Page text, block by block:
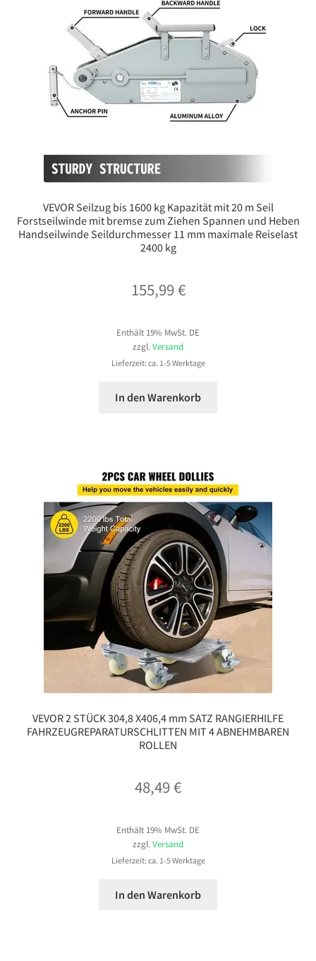
VEVOR Seilzug bis 1600 kg Kapazität mit 20 m Seil
Forstseilwinde mit bremse zum Ziehen Spannen und Heben
Handseilwinde Seildurchmesser 11 mm maximale Reiselast
2400 kg
155,99€
Enthält 19% MwSt. DE
zzgl.Versand
Lieferzeit: ca. 1-5 Werktage
In den Warenkorb
VEVOR 2 STÜCK 304,8 X406,4 mm SATZ RANGIERHILFE
FAHRZEUGREPARATURSCHLITTEN MIT 4 ABNEHMBAREN
ROLLEN
48,49€
Enthält 19% MwSt. DE
zzgl. Versand
Lieferzeit: ca. 1-5 Werktage
In den Warenkorb